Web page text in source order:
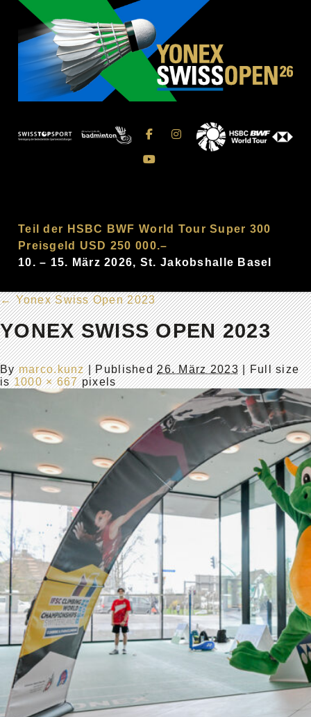
Teil der HSBC BWF World Tour Super 300
Preisgeld USD 250 000.–
10. – 15. März 2026, St. Jakobshalle Basel
←Yonex Swiss Open 2023
YONEX SWISS OPEN 2023
Bymarco.kunz |Published26. März 2023| Full size
is1000 × 667pixels